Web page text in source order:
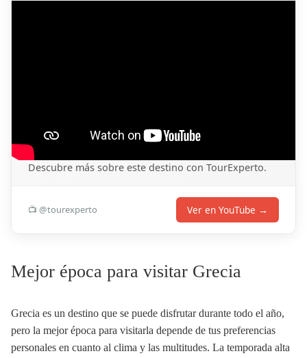
Descubre más sobre este destino con TourExperto.
📺 @tourexperto Ver en YouTube →
Mejor época para visitar Grecia
Grecia es un destino que se puede disfrutar durante todo el año,
pero la mejor época para visitarla depende de tus preferencias
personales en cuanto al clima y las multitudes. La temporada alta